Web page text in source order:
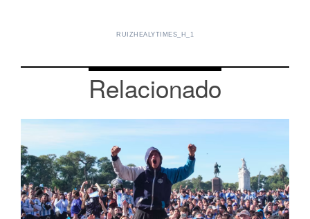
RUIZHEALYTIMES_H_1
Relacionado